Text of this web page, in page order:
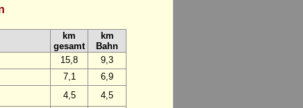
km
gesamt
km
Bahn
15,8
9,3
7,1
6,9
4,5
4,5